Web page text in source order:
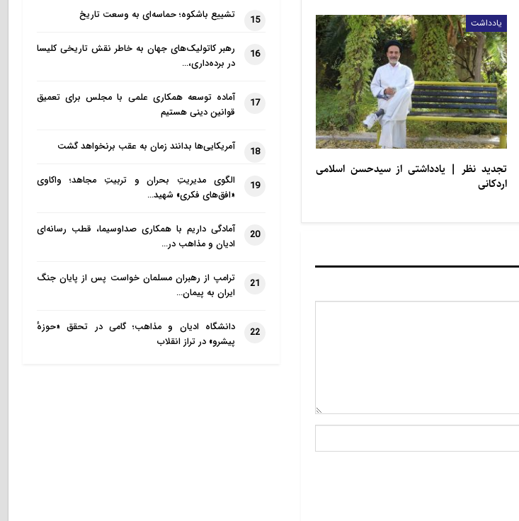
یادداشت
تجديد ‌‌نظر | یادداشتی از سيدحسن اسلامی
اردكانی
15 تشییع باشکوه؛ حماسه‌ای به وسعت تاریخ
16
رهبر کاتولیک‌های جهان به خاطر نقش تاریخی کلیسا
در برده‌داری،…
17
آماده توسعه همکاری علمی با مجلس برای تعمیق
قوانین دینی هستیم
18 آمریکایی‌ها بدانند زمان به عقب برنخواهد گشت
19
الگوی مدیریتِ بحران و تربیتِ مجاهد؛ واکاوی
«افق‌های فکری» شهید…
20
آمادگی داریم با همکاری صداوسیما، قطب رسانه‌ای
ادیان و مذاهب در…
21
ترامپ از رهبران مسلمان خواست پس از پایان جنگ
ایران به پیمان…
22
دانشگاه ادیان و مذاهب؛ گامی در تحقق «حوزهٔ
پیشرو» در تراز انقلاب